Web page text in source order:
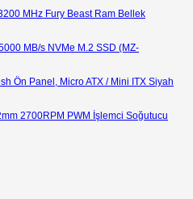
MHz Fury Beast Ram Bellek
MB/s NVMe M.2 SSD (MZ-
Ön Panel, Micro ATX / Mini ITX Siyah
2700RPM PWM İşlemci Soğutucu